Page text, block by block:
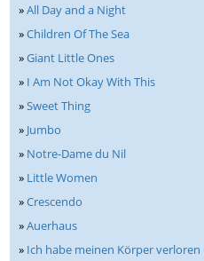
»All Day and a Night
»Children Of The Sea
»Giant Little Ones
» I Am Not Okay With This
»Sweet Thing
» Jumbo
» Notre-Dame du Nil
» Little Women
»Crescendo
»Auerhaus
» Ich habe meinen Körper verloren